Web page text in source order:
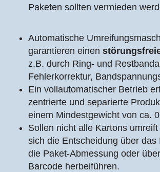
Paketen sollten vermieden
Automatische
garantieren einen
z.B. durch Ring- und
Fehlerkorrektur,
Ein vollautomatischer Betrieb
zentrierte und separierte
einem Mindestgewicht von ca.
Sollen nicht alle Kartons
sich die Entscheidung über das
die Paket-Abmessung oder
Barcode herbeiführen.